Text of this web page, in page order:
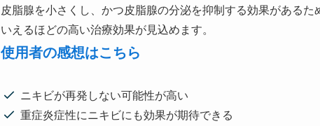
皮脂腺を小さくし、かつ皮脂腺の分泌を抑制する効果がある
いえるほどの高い治療効果が見込めます。
使用者の感想はこちら
ニキビが再発しない可能性が高い
重症炎症性にニキビにも効果が期待できる